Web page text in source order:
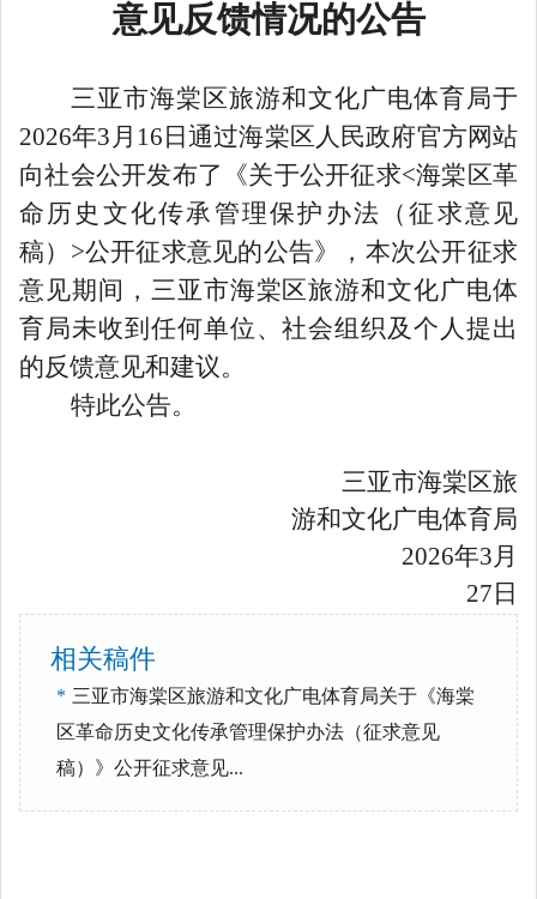
意见反馈情况的公告
三亚市海棠区旅游和文化广电体育局于
2026年3月16日通过海棠区人民政府官方网站
向社会公开发布了《关于公开征求<海棠区革
命历史文化传承管理保护办法（征求意见
稿）>公开征求意见的公告》，本次公开征求
意见期间，三亚市海棠区旅游和文化广电体
育局未收到任何单位、社会组织及个人提出
的反馈意见和建议。
特此公告。
三亚市海棠区旅
游和文化广电体育局
2026年3月
27日
相关稿件
* 三亚市海棠区旅游和文化广电体育局关于《海棠
区革命历史文化传承管理保护办法（征求意见
稿）》公开征求意见...